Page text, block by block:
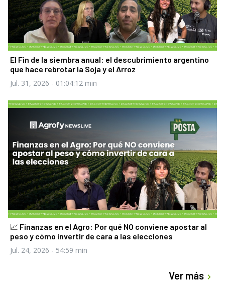
El Fin de la siembra anual: el descubrimiento argentino
que hace rebrotar la Soja y el Arroz
Jul. 31, 2026 - 01:04:12 min
📈 Finanzas en el Agro: Por qué NO conviene apostar al
peso y cómo invertir de cara a las elecciones
Jul. 24, 2026 - 54:59 min
Ver más